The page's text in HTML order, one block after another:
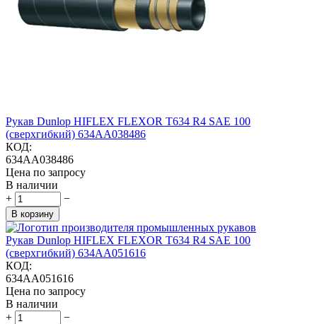
Рукав Dunlop HIFLEX FLEXOR T634 R4 SAE 100
(сверхгибкий) 634AA038486
КОД:
634AA038486
Цена по запросу
В наличии
+
−
В корзину
Рукав Dunlop HIFLEX FLEXOR T634 R4 SAE 100
(сверхгибкий) 634AA051616
КОД:
634AA051616
Цена по запросу
В наличии
+
−